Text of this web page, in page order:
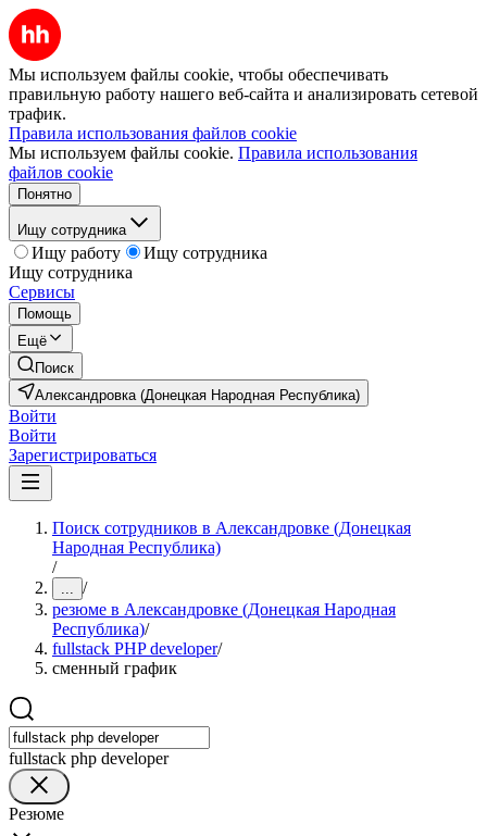
Мы используем файлы cookie, чтобы обеспечивать
правильную работу нашего веб-сайта и анализировать сетевой
трафик.
Правила использования файлов cookie
Мы используем файлы cookie. Правила использования
файлов cookie
Понятно
Ищу сотрудника
Ищу работу
Ищу сотрудника
Ищу сотрудника
Сервисы
Помощь
Ещё
Поиск
Александровка (Донецкая Народная Республика)
Войти
Войти
Зарегистрироваться
Поиск сотрудников в Александровке (Донецкая
Народная Республика)
/
... /
резюме в Александровке (Донецкая Народная
Республика)/
fullstack PHP developer/
сменный график
fullstack php developer
Резюме